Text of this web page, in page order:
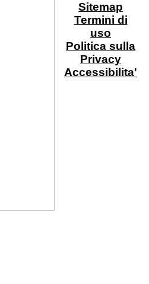
Sitemap
Termini di
uso
Politica sulla
Privacy
Accessibilita'